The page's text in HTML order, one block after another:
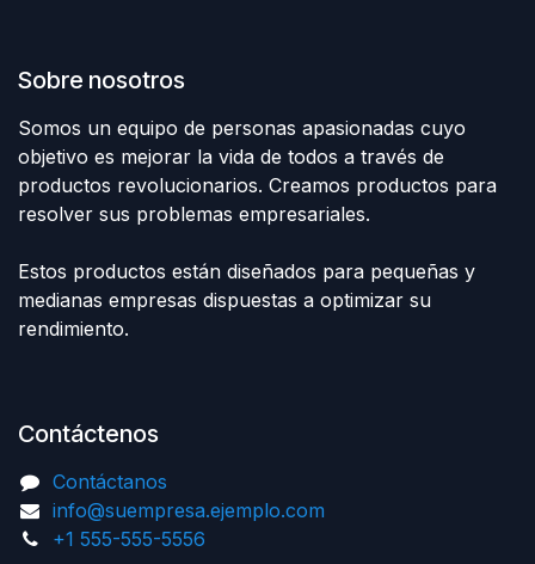
Sobre nosotros
Somos un equipo de personas apasionadas cuyo
objetivo es mejorar la vida de todos a través de
productos revolucionarios. Creamos productos para
resolver sus problemas empresariales.
Estos productos están diseñados para pequeñas y
medianas empresas dispuestas a optimizar su
rendimiento.
Contáctenos
Contáctanos
info@suempresa.ejemplo.com
+1 555-555-5556